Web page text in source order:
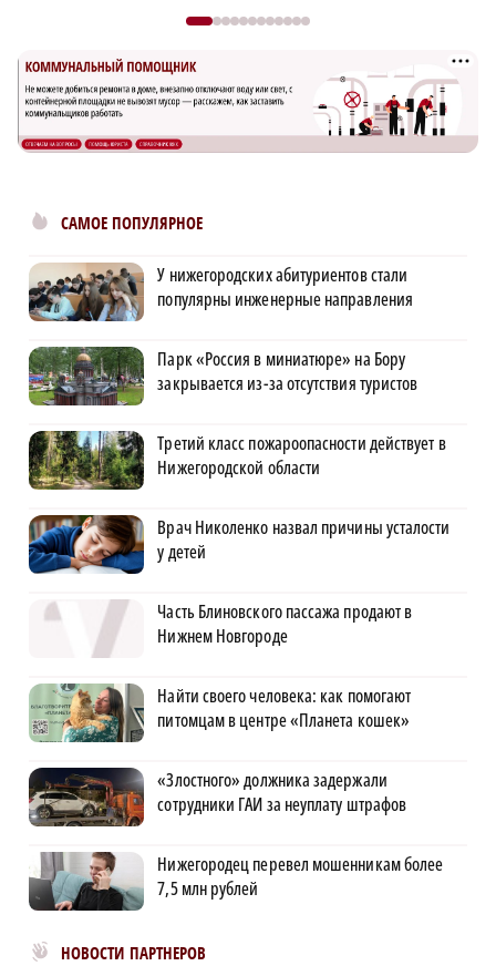
САМОЕ ПОПУЛЯРНОЕ
У нижегородских абитуриентов стали
популярны инженерные направления
Парк «Россия в миниатюре» на Бору
закрывается из-за отсутствия туристов
Третий класс пожароопасности действует в
Нижегородской области
Врач Николенко назвал причины усталости
у детей
Часть Блиновского пассажа продают в
Нижнем Новгороде
Найти своего человека: как помогают
питомцам в центре «Планета кошек»
«Злостного» должника задержали
сотрудники ГАИ за неуплату штрафов
Нижегородец перевел мошенникам более
7,5 млн рублей
НОВОСТИ ПАРТНЕРОВ
Новости МирТесен